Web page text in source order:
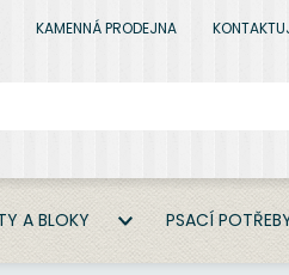
KAMENNÁ PRODEJNA
A BLOKY PSACÍ